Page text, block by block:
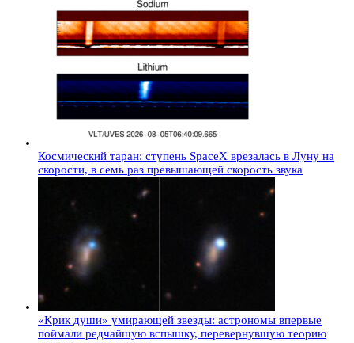
Космический таран: ступень SpaceX врезалась в Луну на
скорости, в семь раз превышающей скорость звука
«Крик души» умирающей звезды: астрономы впервые
поймали редчайшую вспышку, перевернувшую теорию